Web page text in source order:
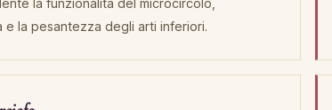
la funzionalità del microcircolo,
e la pesantezza degli arti inferiori.